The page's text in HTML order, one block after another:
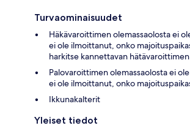
Turvaominaisuudet
Häkävaroittimen olemassaolosta ei
ei ole ilmoittanut, onko
harkitse kannettavan
Palovaroittimen olemassaolosta ei
ei ole ilmoittanut, onko
Ikkunakalterit
Yleiset tiedot